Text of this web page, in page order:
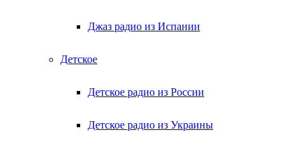
Джаз радио из Испании
Детское
Детское радио из России
Детское радио из Украины